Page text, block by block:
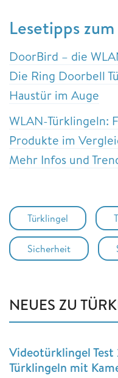
Lesetipps
DoorBird – die
Die Ring Doorbell
Haustür im Auge
WLAN-Türklingeln:
Produkte im
Mehr Infos und
Türklingel
Sicherheit
NEUES ZU
Videotürklingel
Türklingeln mit